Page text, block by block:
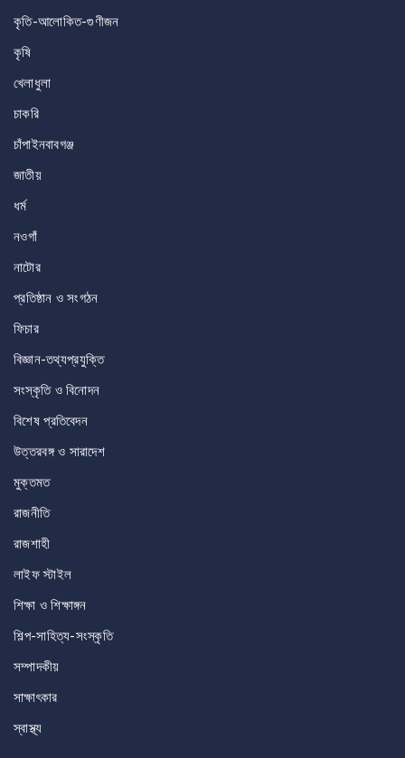
কৃতি-আলোকিত-গুণীজন
কৃষি
খেলাধুলা
চাকরি
চাঁপাইনবাবগঞ্জ
জাতীয়
ধর্ম
নওগাঁ
নাটোর
প্রতিষ্ঠান ও সংগঠন
ফিচার
বিজ্ঞান-তথ্যপ্রযুক্তি
সংস্কৃতি ও বিনোদন
বিশেষ প্রতিবেদন
উত্তরবঙ্গ ও সারাদেশ
মুক্তমত
রাজনীতি
রাজশাহী
লাইফ স্টাইল
শিক্ষা ও শিক্ষাঙ্গন
শিল্প-সাহিত্য-সংস্কৃতি
সম্পাদকীয়
সাক্ষাৎকার
স্বাস্থ্য